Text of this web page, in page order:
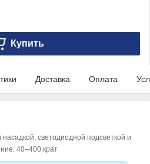
Купить
Доставка Оплата
светодиодной подсветкой и
40–400 крат